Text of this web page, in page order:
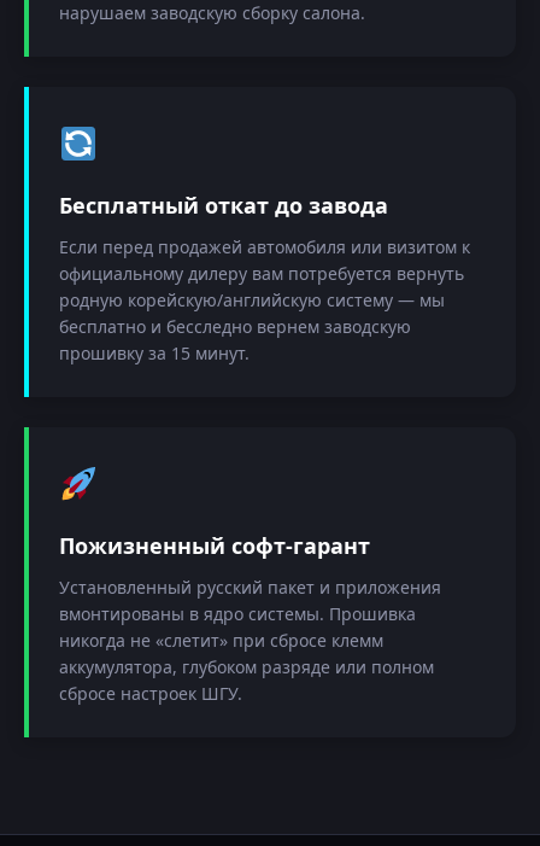
нарушаем заводскую сборку салона.
Бесплатный откат до завода
Если перед продажей автомобиля или визитом к
официальному дилеру вам потребуется вернуть
родную корейскую/английскую систему — мы
бесплатно и бесследно вернем заводскую
прошивку за 15 минут.
Пожизненный софт-гарант
Установленный русский пакет и приложения
вмонтированы в ядро системы. Прошивка
никогда не «слетит» при сбросе клемм
аккумулятора, глубоком разряде или полном
сбросе настроек ШГУ.